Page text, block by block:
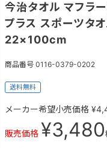
今治タオル マフラ
プラス スポーツタ
22×100cm
商品番号 0116-0379-0202
送料無料
メーカー希望小売価格 ¥
販売価格 ¥3,480